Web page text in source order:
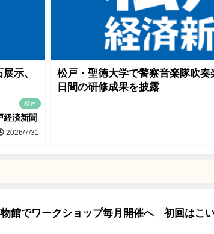
示、
松戸
経済新聞
2026/7/31
松戸・聖徳大学で警察音楽隊吹
日間の研修成果を披露
館でワークショップ毎月開催へ 初回はこ